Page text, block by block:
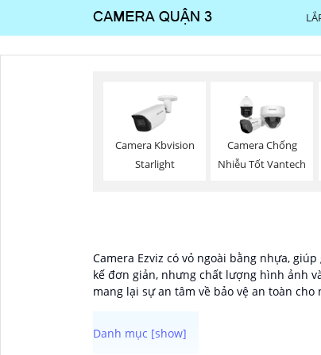
Camera Kbvision
Starlight
Camera Chống
Nhiễu Tốt Vantech
Camera Ezviz có vỏ ngoài bằng nhựa,
kế đơn giản, nhưng chất lượng hình ảnh
mang lại sự an tâm về bảo vệ an toàn cho